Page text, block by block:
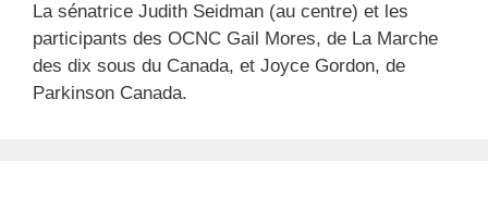
La sénatrice Judith Seidman (au centre) et les
participants des OCNC Gail Mores, de La Marche
des dix sous du Canada, et Joyce Gordon, de
Parkinson Canada.